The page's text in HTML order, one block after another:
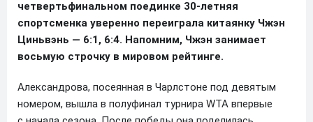
четвертьфинальном поединке 30-летняя
спортсменка уверенно переиграла китаянку Чжэн
Циньвэнь — 6:1, 6:4. Напомним, Чжэн занимает
восьмую строчку в мировом рейтинге.
Александрова, посеянная в Чарлстоне под девятым
номером, вышла в полуфинал турнира WTA впервые